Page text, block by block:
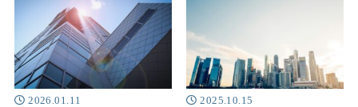
2026.01.11 2025.10.15